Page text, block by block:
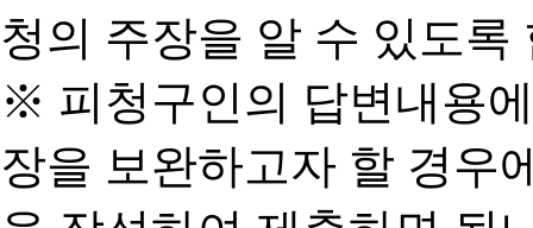
청의 주장을 알 수 있도록
※ 피청구인의 답변내용
장을 보완하고자 할 경우